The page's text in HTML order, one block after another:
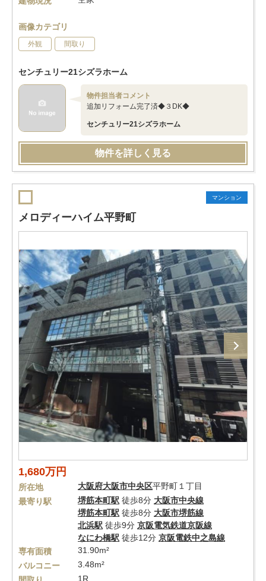
画像カテゴリ
外観 間取り
センチュリー21シズラホーム
物件担当者コメント
追加リフォーム完了済◆３DK◆
センチュリー21シズラホーム
物件を詳しく見る
マンション
メロディーハイム平野町
1,680万円
所在地 大阪府大阪市中央区平野町１丁目
最寄り駅
堺筋本町駅 徒歩8分 大阪市中央線
堺筋本町駅 徒歩8分 大阪市堺筋線
北浜駅 徒歩9分 京阪電気鉄道京阪線
なにわ橋駅 徒歩12分 京阪電鉄中之島線
専有面積
31.90m²
バルコニー
3.48m²
1R